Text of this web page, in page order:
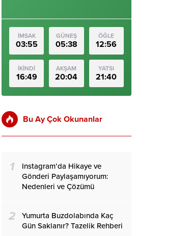
İMSAK
03:55
GÜNEŞ
05:38
ÖĞLE
12:56
İKİNDİ
16:49
AKŞAM
20:04
YATSI
21:40
Bu Ay Çok Okunanlar
1
Instagram’da Hikaye ve
Gönderi Paylaşamıyorum:
Nedenleri ve Çözümü
2
Yumurta Buzdolabında Kaç
Gün Saklanır? Tazelik Rehberi